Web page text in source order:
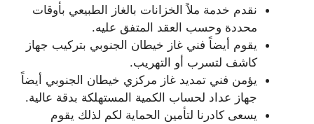
نقدم خدمة ملاً الخزانات بالغاز الطبيعي بأوقات
محددة وحسب العقد المتفق عليه.
يقوم أيضاً فني غاز خيطان الجنوبي بتركيب جهاز
كاشف لتسرب أو التهريب.
يؤمن فني تمديد غاز مركزي خيطان الجنوبي أيضاً
جهاز عداد لحساب الكمية المستهلكة بدقة عالية.
يسعى كادرنا لتأمين الحماية لكم لذلك يقوم